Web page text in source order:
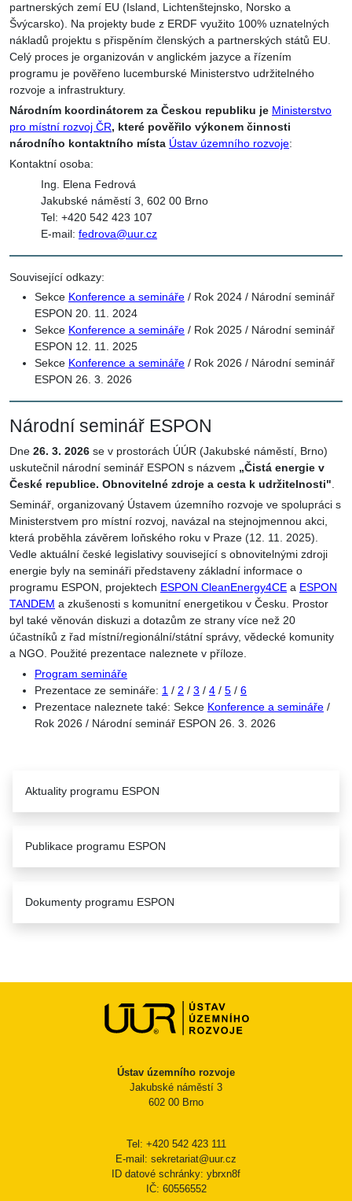
partnerských zemí EU (Island, Lichtenštejnsko, Norsko a
Švýcarsko). Na projekty bude z ERDF využito 100% uznatelných
nákladů projektu s přispěním členských a partnerských států EU.
Celý proces je organizován v anglickém jazyce a řízením
programu je pověřeno lucemburské Ministerstvo udržitelného
rozvoje a infrastruktury.
Národním koordinátorem za Českou republiku je Ministerstvo
pro místní rozvoj ČR, které pověřilo výkonem činnosti
národního kontaktního místa Ústav územního rozvoje:
Kontaktní osoba:
Ing. Elena Fedrová
Jakubské náměstí 3, 602 00 Brno
Tel: +420 542 423 107
E-mail: fedrova@uur.cz
Související odkazy:
Sekce Konference a semináře / Rok 2024 / Národní seminář
ESPON 20. 11. 2024
Sekce Konference a semináře / Rok 2025 / Národní seminář
ESPON 12. 11. 2025
Sekce Konference a semináře / Rok 2026 / Národní seminář
ESPON 26. 3. 2026
Národní seminář ESPON
Dne 26. 3. 2026 se v prostorách ÚÚR (Jakubské náměstí, Brno)
uskutečnil národní seminář ESPON s názvem „Čistá energie v
České republice. Obnovitelné zdroje a cesta k udržitelnosti".
Seminář, organizovaný Ústavem územního rozvoje ve spolupráci s
Ministerstvem pro místní rozvoj, navázal na stejnojmennou akci,
která proběhla závěrem loňského roku v Praze (12. 11. 2025).
Vedle aktuální české legislativy související s obnovitelnými zdroji
energie byly na semináři představeny základní informace o
programu ESPON, projektech ESPON CleanEnergy4CE a ESPON
TANDEM a zkušenosti s komunitní energetikou v Česku. Prostor
byl také věnován diskuzi a dotazům ze strany více než 20
účastníků z řad místní/regionální/státní správy, vědecké komunity
a NGO. Použité prezentace naleznete v příloze.
Program semináře
Prezentace ze semináře: 1 / 2 / 3 / 4 / 5 / 6
Prezentace naleznete také: Sekce Konference a semináře /
Rok 2026 / Národní seminář ESPON 26. 3. 2026
Aktuality programu ESPON
Publikace programu ESPON
Dokumenty programu ESPON
Ústav územního rozvoje
Jakubské náměstí 3
602 00 Brno
Tel: +420 542 423 111
E-mail: sekretariat@uur.cz
ID datové schránky: ybrxn8f
IČ: 60556552